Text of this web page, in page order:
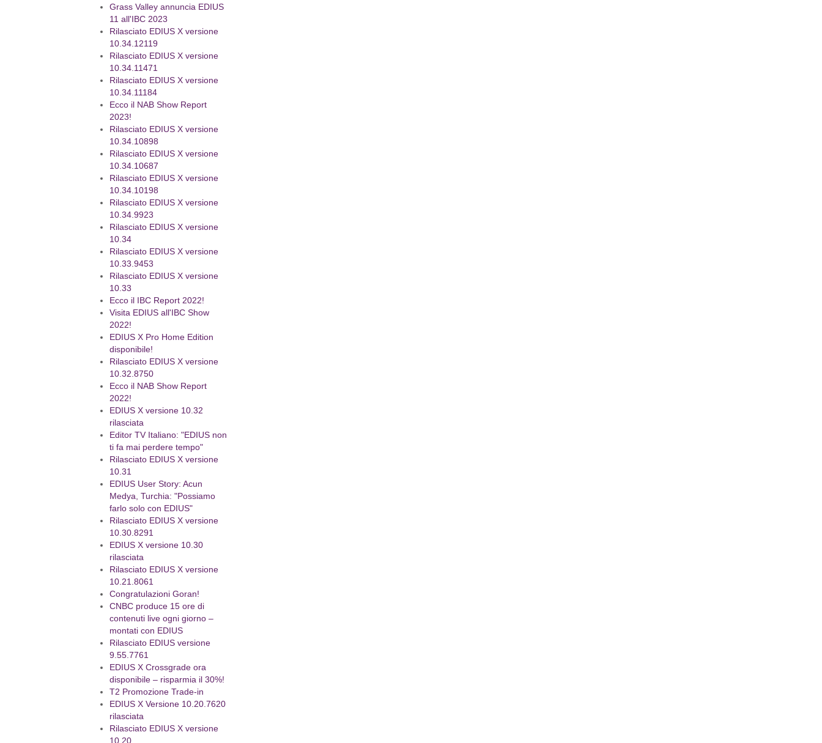
Grass Valley annuncia EDIUS
11 all'IBC 2023
Rilasciato EDIUS X versione
10.34.12119
Rilasciato EDIUS X versione
10.34.11471
Rilasciato EDIUS X versione
10.34.11184
Ecco il NAB Show Report
2023!
Rilasciato EDIUS X versione
10.34.10898
Rilasciato EDIUS X versione
10.34.10687
Rilasciato EDIUS X versione
10.34.10198
Rilasciato EDIUS X versione
10.34.9923
Rilasciato EDIUS X versione
10.34
Rilasciato EDIUS X versione
10.33.9453
Rilasciato EDIUS X versione
10.33
Ecco il IBC Report 2022!
Visita EDIUS all'IBC Show
2022!
EDIUS X Pro Home Edition
disponibile!
Rilasciato EDIUS X versione
10.32.8750
Ecco il NAB Show Report
2022!
EDIUS X versione 10.32
rilasciata
Editor TV Italiano: "EDIUS non
ti fa mai perdere tempo"
Rilasciato EDIUS X versione
10.31
EDIUS User Story: Acun
Medya, Turchia: "Possiamo
farlo solo con EDIUS"
Rilasciato EDIUS X versione
10.30.8291
EDIUS X versione 10.30
rilasciata
Rilasciato EDIUS X versione
10.21.8061
Congratulazioni Goran!
CNBC produce 15 ore di
contenuti live ogni giorno –
montati con EDIUS
Rilasciato EDIUS versione
9.55.7761
EDIUS X Crossgrade ora
disponibile – risparmia il 30%!
T2 Promozione Trade-in
EDIUS X Versione 10.20.7620
rilasciata
Rilasciato EDIUS X versione
10.20